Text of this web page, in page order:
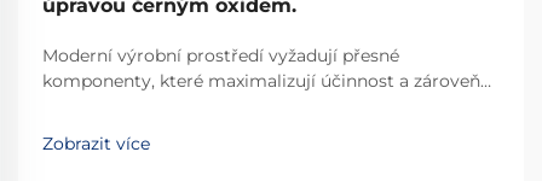
úpravou černým oxidem.
Moderní výrobní prostředí vyžadují přesné
komponenty, které maximalizují účinnost a zároveň
systémy revolucionalizovaly průmyslovou
automatizaci tím, že poskytují hladké a přesné řízení
Zobrazit více